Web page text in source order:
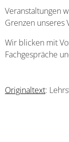
Veranstaltungen
Grenzen unseres
Wir blicken mit
Fachgespräche
Originaltext: